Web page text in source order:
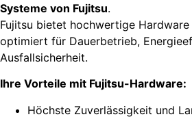
Systeme von Fujitsu.
Fujitsu bietet hochwertige Hardware
optimiert für Dauerbetrieb,
Ausfallsicherheit.
Ihre Vorteile mit Fujitsu-Hardware:
Höchste Zuverlässigkeit und